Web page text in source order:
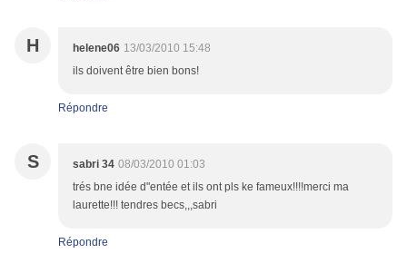
H helene06 13/03/2010 15:48
ils doivent être bien bons!
Répondre
S sabri 34 08/03/2010 01:03
trés bne idée d"entée et ils ont pls ke fameux!!!!merci ma
laurette!!! tendres becs,,,sabri
Répondre